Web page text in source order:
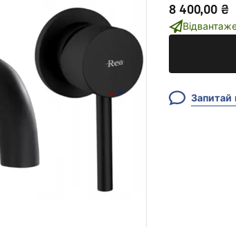
8 400,00 ₴
Запитай